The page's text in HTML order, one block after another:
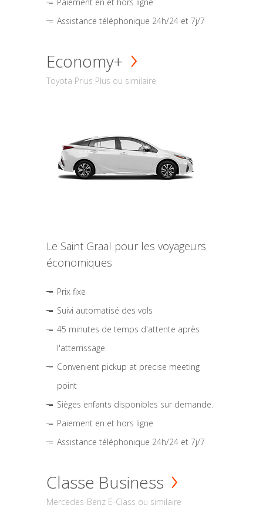
Assistance téléphonique 24h/24 et 7j/7
Economy+
Toyota Prius Plus ou similaire
Le Saint Graal pour les voyageurs
économiques
Prix fixe
Suivi automatisé des vols
45 minutes de temps d'attente après
l'atterrissage
Convenient pickup at precise meeting
point
Sièges enfants disponibles sur demande.
Paiement en et hors ligne
Assistance téléphonique 24h/24 et 7j/7
Classe Business
Mercedes-Benz E-Class ou similaire